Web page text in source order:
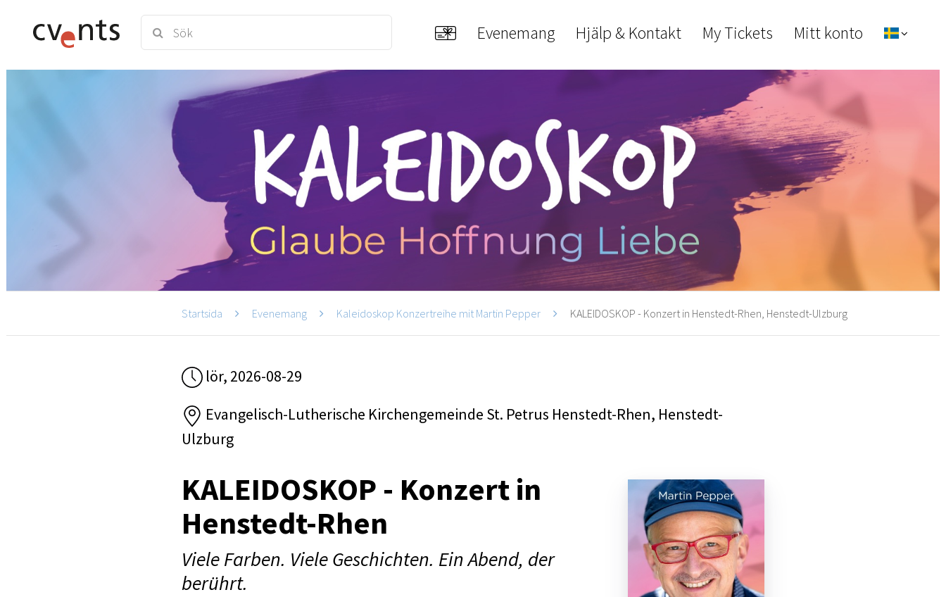
Evenemang Hjälp & Kontakt My Tickets Mitt konto
Startsida Evenemang Kaleidoskop Konzertreihe mit Martin Pepper KALEIDOSKOP - Konzert in Henstedt-Rhen, Henstedt-Ulzburg
lör, 2026-08-29
Evangelisch-Lutherische Kirchengemeinde St. Petrus Henstedt-Rhen, Henstedt-
Ulzburg
KALEIDOSKOP - Konzert in
Henstedt-Rhen
Viele Farben. Viele Geschichten. Ein Abend, der
berührt.